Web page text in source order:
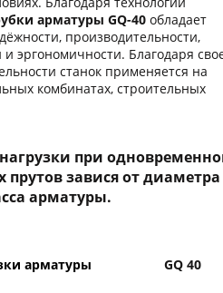
арматуры GQ-40 обладает
производительности,
и эргономичности. Благодаря
станок применяется на
комбинатах, строительных
при
прутов завися от
арматуры.
арматуры GQ 40